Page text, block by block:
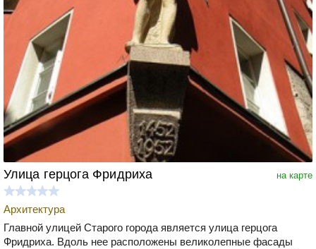
на карте
Улица герцога Фридриха
Архитектура
Главной улицей Старого города является улица герцога
Фридриха. Вдоль нее расположены великолепные фасады